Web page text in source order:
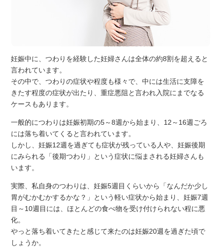
妊娠中に、つわりを経験した妊婦さんは全体の約8割を超えると
言われています。
その中で、つわりの症状や程度も様々で、中には生活に支障を
きたす程度の症状が出たり、重症悪阻と言われ入院にまでなる
ケースもあります。
一般的につわりは妊娠初期の5～8週から始まり、12～16週ごろ
には落ち着いてくると言われています。
しかし、妊娠12週を過ぎても症状が残っている人や、妊娠後期
にみられる「後期つわり」という症状に悩まされる妊婦さんも
います。
実際、私自身のつわりは、妊娠5週目くらいから「なんだか少し
胃がむかむかするかな？」という軽い症状から始まり、妊娠7週
目～10週目には、ほとんどの食べ物を受け付けられない程に悪
化。
やっと落ち着いてきたと感じて来たのは妊娠20週を過ぎた頃で
しょうか。